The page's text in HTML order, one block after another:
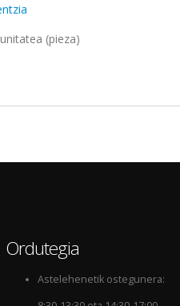
(pieza)
Ordutegia
Astelehenetik ostegunera: